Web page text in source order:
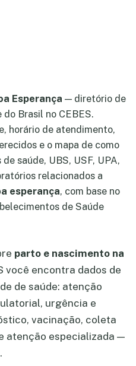
Esperança — diretório de
Brasil no CEBES.
horário de atendimento,
e o mapa de como
saúde, UBS, USF, UPA,
relacionados a
esperança, com base no
de Saúde
parto e nascimento na
você encontra dados de
de saúde: atenção
urgência e
vacinação, coleta
atenção especializada —